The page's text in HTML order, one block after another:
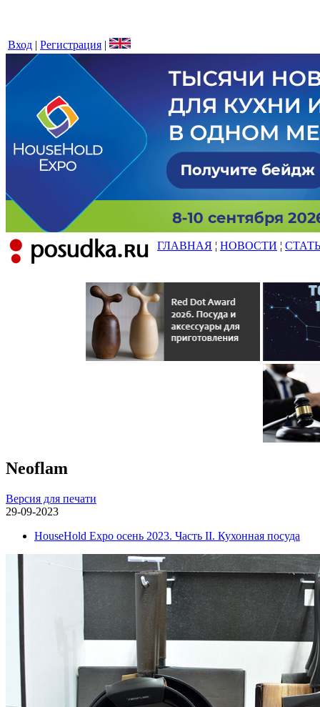
Вход | Регистрация |
ГЛАВНАЯ ¦ НОВОСТИ ¦
Neoflam
Версия для печати
29-09-2023
HouseHold Expo осень 2023. Часть II. Кухонная посуда